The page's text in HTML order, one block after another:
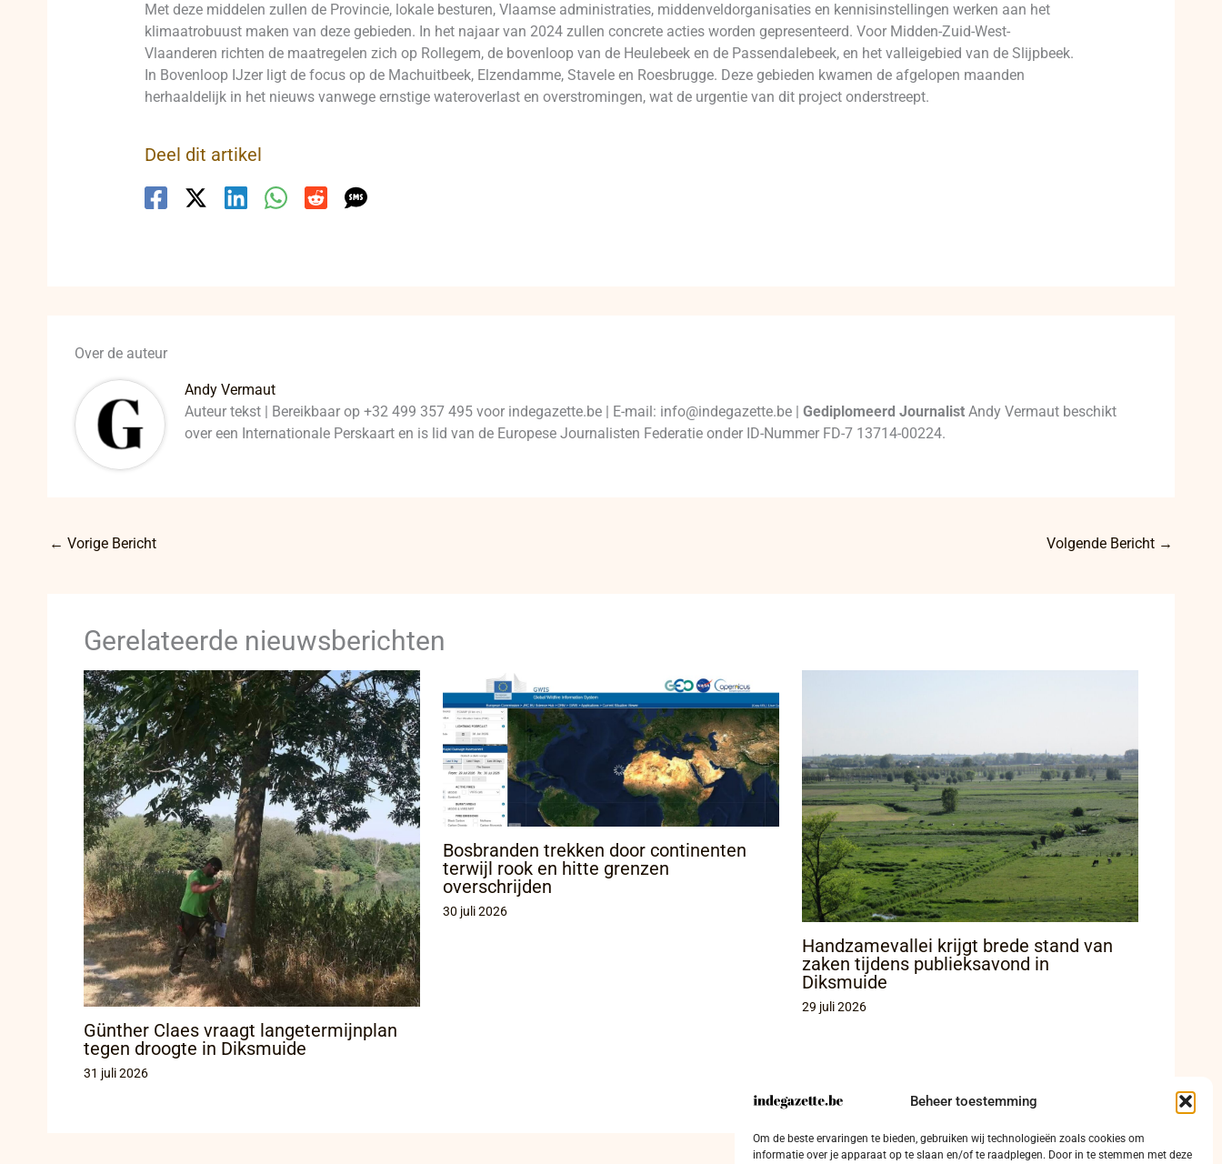
Beheer toestemming
Om de beste ervaringen te bieden, gebruiken wij technologieën zoals cookies om
informatie over je apparaat op te slaan en/of te raadplegen. Door in te stemmen met deze
Met deze middelen zullen de Provincie, lokale besturen, Vlaamse administraties, middenveldorganisaties en kennisinstellingen werken aan het
klimaatrobuust maken van deze gebieden. In het najaar van 2024 zullen concrete acties worden gepresenteerd. Voor Midden-Zuid-West-
Vlaanderen richten de maatregelen zich op Rollegem, de bovenloop van de Heulebeek en de Passendalebeek, en het valleigebied van de Slijpbeek.
In Bovenloop IJzer ligt de focus op de Machuitbeek, Elzendamme, Stavele en Roesbrugge. Deze gebieden kwamen de afgelopen maanden
herhaaldelijk in het nieuws vanwege ernstige wateroverlast en overstromingen, wat de urgentie van dit project onderstreept.
Deel dit artikel
Over de auteur
Andy Vermaut
Auteur tekst | Bereikbaar op +32 499 357 495 voor indegazette.be | E-mail: info@indegazette.be |Gediplomeerd Journalist Andy Vermaut beschikt
over een Internationale Perskaart en is lid van de Europese Journalisten Federatie onder ID-Nummer FD-7 13714-00224.
← Vorige Bericht Volgende Bericht →
Gerelateerde nieuwsberichten
Günther Claes vraagt langetermijnplan
tegen droogte in Diksmuide
31 juli 2026
Bosbranden trekken door continenten
terwijl rook en hitte grenzen
overschrijden
30 juli 2026
Handzamevallei krijgt brede stand van
zaken tijdens publieksavond in
Diksmuide
29 juli 2026